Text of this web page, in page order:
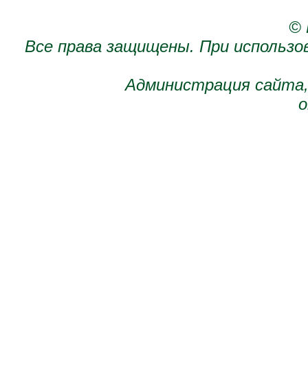
©
Все права защищены. При
Администрация